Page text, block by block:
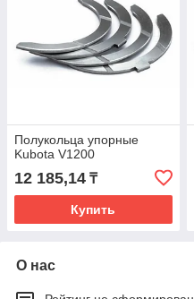
Полукольца упорные
Kubota V1200
12 185,14 ₸
Купить
О нас